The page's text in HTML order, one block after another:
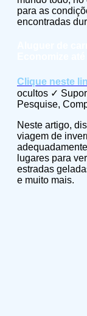
para as
encontradas
Clique neste
ocultos ✓
Pesquise,
Neste artigo,
viagem de
lugares para
estradas
e muito mais.